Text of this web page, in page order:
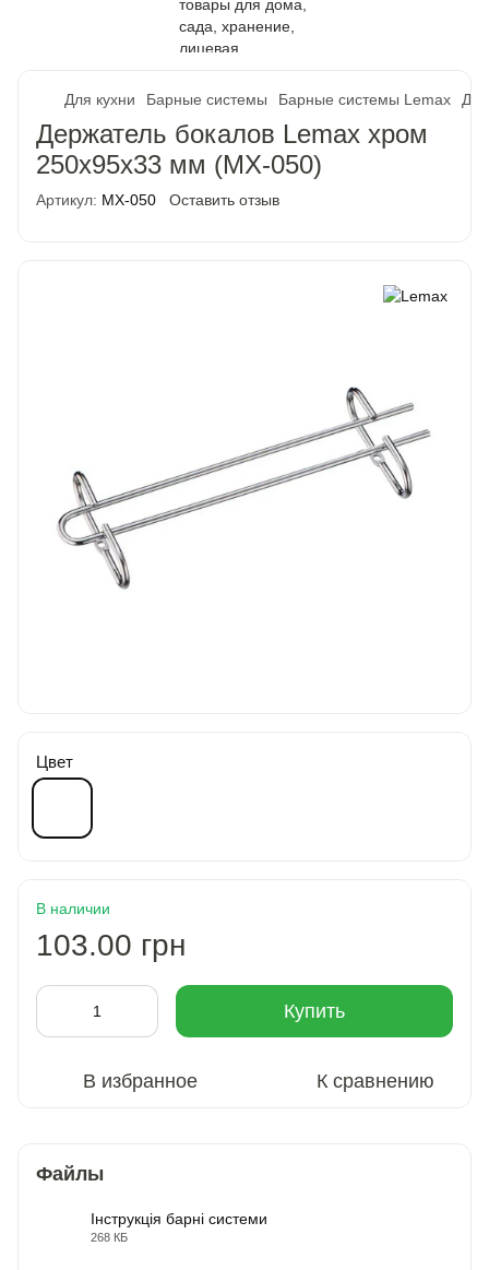
Для кухни Барные системы Барные системы Lemax
Держатель бокалов Lemax хром
250х95х33 мм (MX-050)
Артикул: MX-050 Оставить отзыв
Цвет
В наличии
103.00 грн
Купить
В избранное К сравнению
Файлы
Інструкція барні системи
268 КБ